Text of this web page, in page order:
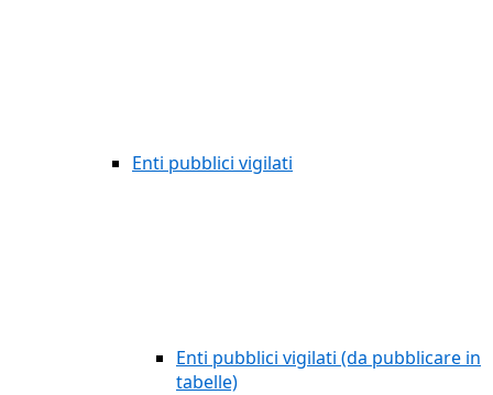
Enti pubblici vigilati
Enti pubblici vigilati (da pubblicare in
tabelle)